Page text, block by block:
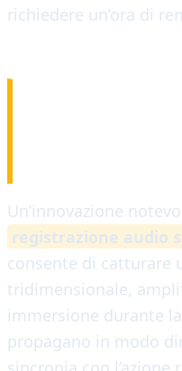
richiedere un’ora di
Un’innovazione
registrazione audio
consente di catturare
tridimensionale,
immersione durante
propagano in modo